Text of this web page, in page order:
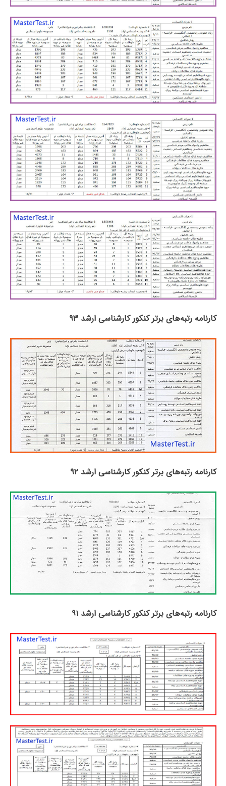
کارنامه رتبه‌های برتر کنکور کارشناسی ارشد ۹۳
کارنامه رتبه‌های برتر کنکور کارشناسی ارشد ۹۲
کارنامه رتبه‌های برتر کنکور کارشناسی ارشد ۹۱